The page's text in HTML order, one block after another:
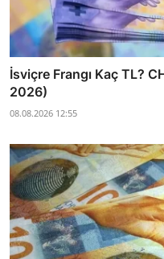
İsviçre Frangı Kaç TL?
2026)
08.08.2026 12:55